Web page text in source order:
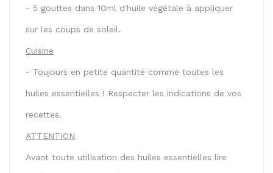
- 5 gouttes dans 10ml d'huile végétale à appliquer
sur les coups de soleil.
Cuisine
- Toujours en petite quantité comme toutes les
huiles essentielles ! Respecter les indications de vos
recettes.
ATTENTION
Avant toute utilisation des huiles essentielles lire